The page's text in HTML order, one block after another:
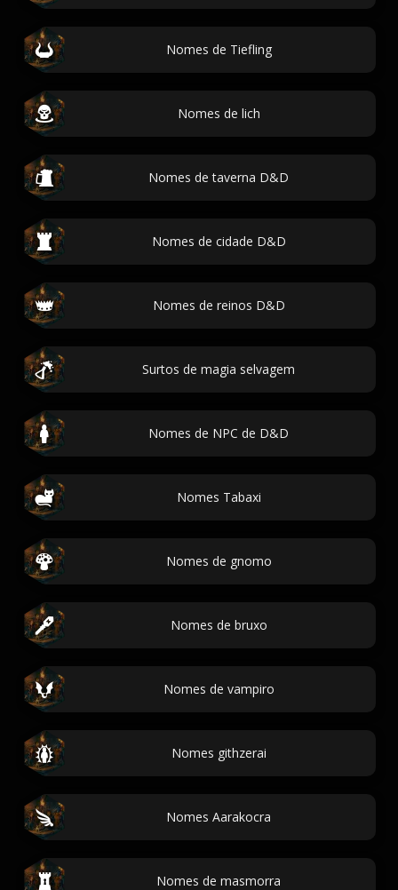
Nomes de Tiefling
Nomes de lich
Nomes de taverna D&D
Nomes de cidade D&D
Nomes de reinos D&D
Surtos de magia selvagem
Nomes de NPC de D&D
Nomes Tabaxi
Nomes de gnomo
Nomes de bruxo
Nomes de vampiro
Nomes githzerai
Nomes Aarakocra
Nomes de masmorra